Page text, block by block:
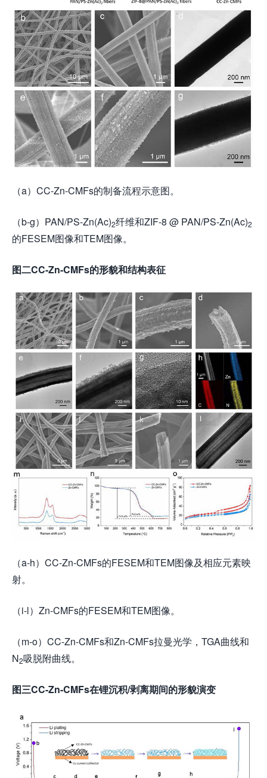
（a）CC-Zn-CMFs的制备流程示意图。
（b-g）PAN/PS-Zn(Ac)2纤维和ZIF-8 @ PAN/PS-Zn(Ac)2
的FESEM图像和TEM图像。
图二CC-Zn-CMFs的形貌和结构表征
（a-h）CC-Zn-CMFs的FESEM和TEM图像及相应元素映
射。
（i-l）Zn-CMFs的FESEM和TEM图像。
（m-o）CC-Zn-CMFs和Zn-CMFs拉曼光学，TGA曲线和
N2吸脱附曲线。
图三CC-Zn-CMFs在锂沉积/剥离期间的形貌演变